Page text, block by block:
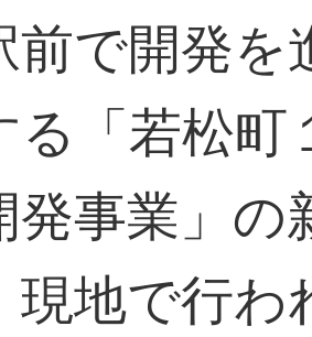
前で開発
る「若松町
発事業」の
現地で行わ